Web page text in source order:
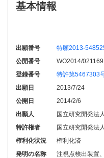
基本情報
出願番号
特願2013-
公開番号
WO2014/021169
登録番号
特許第5467303
出願日
2013/7/24
公開日
2014/2/6
出願人
国立研究開発法
特許権者
国立研究開発法
権利化状況
権利化済
発明の名称
注視点検出装置